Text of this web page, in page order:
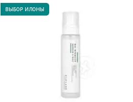
ВЫБОР ИЛОНЫ